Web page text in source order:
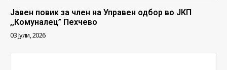
Јавен повик за член на Управен одбор во ЈКП
,,Комуналец” Пехчево
03 Јули, 2026